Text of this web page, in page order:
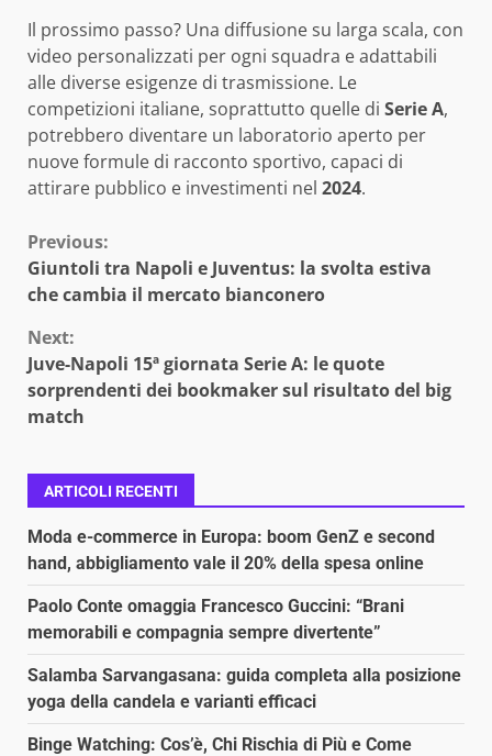
Il prossimo passo? Una diffusione su larga scala, con
video personalizzati per ogni squadra e adattabili
alle diverse esigenze di trasmissione. Le
competizioni italiane, soprattutto quelle di Serie A,
potrebbero diventare un laboratorio aperto per
nuove formule di racconto sportivo, capaci di
attirare pubblico e investimenti nel 2024.
Continue
Reading
Previous:
Giuntoli tra Napoli e Juventus: la svolta estiva
che cambia il mercato bianconero
Next:
Juve-Napoli 15ª giornata Serie A: le quote
sorprendenti dei bookmaker sul risultato del big
match
ARTICOLI RECENTI
Moda e-commerce in Europa: boom GenZ e second
hand, abbigliamento vale il 20% della spesa online
Paolo Conte omaggia Francesco Guccini: “Brani
memorabili e compagnia sempre divertente”
Salamba Sarvangasana: guida completa alla posizione
yoga della candela e varianti efficaci
Binge Watching: Cos’è, Chi Rischia di Più e Come